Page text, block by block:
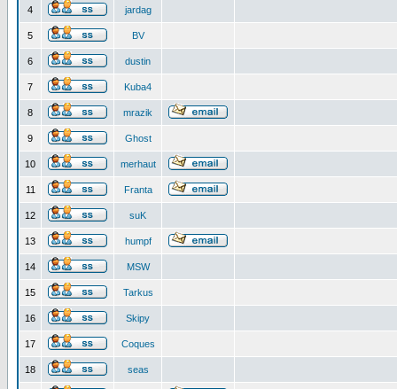
4 jardag
5 BV
6 dustin
7 Kuba4
8 mrazik
9 Ghost
10 merhaut
11 Franta
12 suK
13 humpf
14 MSW
15 Tarkus
16 Skipy
17 Coques
18 seas